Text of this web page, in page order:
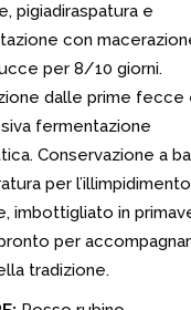
pigiadiraspatura e
con
per 8/10 giorni.
dalle prime fecce
fermentazione
Conservazione a
per l’illimpidimento
imbottigliato in
per
tradizione.